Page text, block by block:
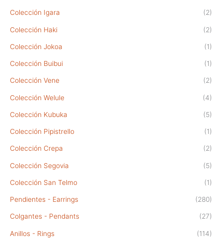
Colección Igara (2)
Colección Haki (2)
Colección Jokoa (1)
Colección Buibui (1)
Colección Vene (2)
Colección Welule (4)
Colección Kubuka (5)
Colección Pipistrello (1)
Colección Crepa (2)
Colección Segovia (5)
Colección San Telmo (1)
Pendientes - Earrings (280)
Colgantes - Pendants (27)
Anillos - Rings (114)